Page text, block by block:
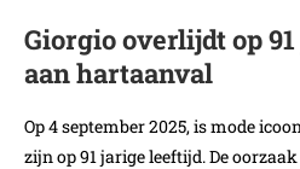
Giorgio overlijdt op
aan hartaanval
Op 4 september 2025, is mode
zijn op 91 jarige leeftijd. De